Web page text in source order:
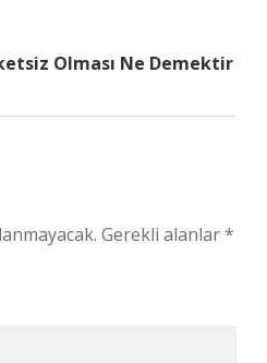
Olması Ne Demektir
Gerekli alanlar*